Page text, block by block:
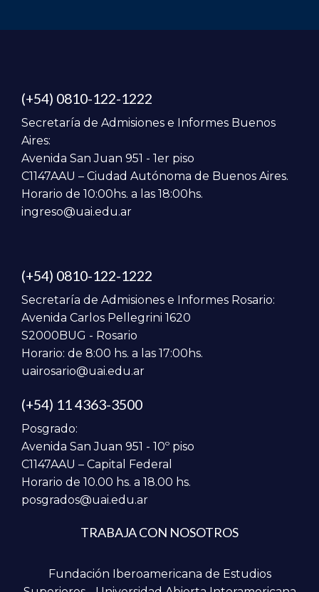
(+54) 0810-122-1222
Secretaría de Admisiones e Informes Buenos
Aires:
Avenida San Juan 951 - 1er piso
C1147AAU – Ciudad Autónoma de Buenos Aires.
Horario de 10:00hs. a las 18:00hs.
ingreso@uai.edu.ar
(+54) 0810-122-1222
Secretaría de Admisiones e Informes Rosario:
Avenida Carlos Pellegrini 1620
S2000BUG - Rosario
Horario: de 8:00 hs. a las 17:00hs.
uairosario@uai.edu.ar
(+54) 11 4363-3500
Posgrado:
Avenida San Juan 951 - 10º piso
C1147AAU – Capital Federal
Horario de 10.00 hs. a 18.00 hs.
posgrados@uai.edu.ar
TRABAJA CON NOSOTROS
Fundación Iberoamericana de Estudios